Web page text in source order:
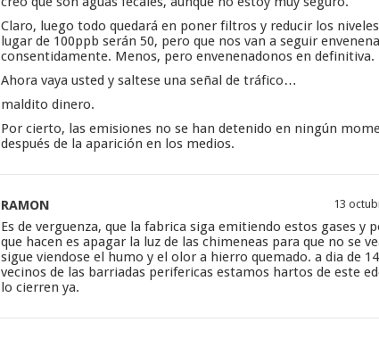
Claro, luego todo quedará en poner filtros y reducir los
lugar de 100ppb serán 50, pero que nos van a seguir
consentidamente. Menos, pero envenenadonos en definitiva.
Ahora vaya usted y saltese una señal de tráfico…
maldito dinero.
Por cierto, las emisiones no se han detenido en ningún
después de la aparición en los medios.
RAMON 13
Es de verguenza, que la fabrica siga emitiendo estos gases y
que hacen es apagar la luz de las chimeneas para que no se
sigue viendose el humo y el olor a hierro quemado. a dia de
vecinos de las barriadas perifericas estamos hartos de este
lo cierren ya.